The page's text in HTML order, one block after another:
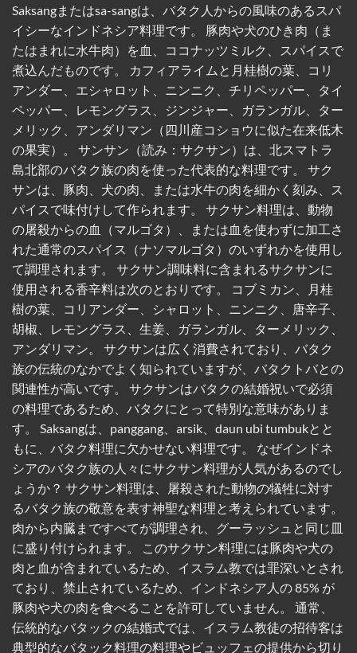
近くにあり、手頃な価格でショッピング、食事、
ウェルネスサービスが楽しめる、アクセスしやす
い目的地となっている。 出典; アジアジジャパン
編集チーム 2026年5月31ストレーツ・タイムズ
[...]
CONTINUE READING
Saksangまたはsa-sangは、バタク人からの風味のあるスパ
イシーなインドネシア料理です。 豚肉や犬のひき肉（ま
たはまれに水牛肉）を血、ココナッツミルク、スパイスで
煮込んだものです。 カフィアライムと月桂樹の葉、コリ
アンダー、エシャロット、ニンニク、チリペッパー、タイ
ペッパー、レモングラス、ジンジャー、ガランガル、ター
メリック、アンダリマン（四川産コショウに似た在来低木
の果実）。 サンサン（読み：サクサン）は、北スマトラ
島北部のバタク族の肉を使った代表的な料理です。 サク
サンは、豚肉、犬の肉、または水牛の肉を細かく刻み、ス
パイスで味付けして作られます。 サクサン料理は、動物
の屠殺からの血（マルゴタ）、または血を使わずに加工さ
れた通常のスパイス（ナソマルゴタ）のいずれかを使用し
て調理されます。 サクサン調味料に含まれるサクサンに
使用される香辛料は次のとおりです。 コブミカン、月桂
樹の葉、コリアンダー、シャロット、ニンニク、唐辛子、
胡椒、レモングラス、生姜、ガランガル、ターメリック、
アンダリマン。 サクサンは広く消費されており、バタク
族の伝統のなかでよく知られていますが、バタクトバとの
関連性が高いです。 サクサンはバタクの結婚祝いで必須
の料理であるため、バタクにとって特別な意味がありま
す。 Saksangは、panggang、arsik、daun ubi tumbukとと
もに、バタク料理に欠かせない料理です。 なぜインドネ
シアのバタク族の人々にサクサン料理が人気があるのでし
ょうか？ サクサン料理は、屠殺された動物の犠牲に対す
るバタク族の敬意を表す神聖な料理と考えられています。
肉から内臓まですべてが調理され、グーラッシュと同じ皿
に盛り付けられます。 このサクサン料理には豚肉や犬の
肉と血が含まれているため、イスラム教では罪深いとされ
ており、禁止されているため、インドネシア人の 85% が
豚肉や犬の肉を食べることを許可していません。 通常、
伝統的なバタックの結婚式では、イスラム教徒の招待客は
典型的なバタック料理の料理やビュッフェの提供から切り